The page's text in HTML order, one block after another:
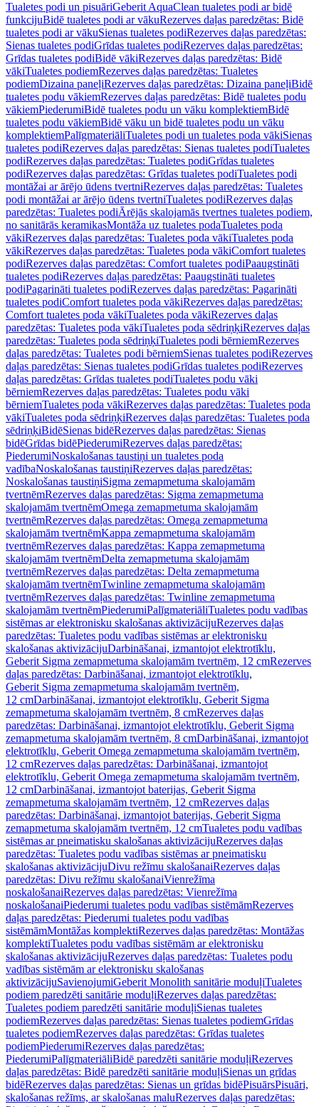
Tualetes podi un pisuāriGeberit AquaClean tualetes podi ar bidē
funkcijuBidē tualetes podi ar vākuRezerves daļas paredzētas: Bidē
tualetes podi ar vākuSienas tualetes podiRezerves daļas paredzētas:
Sienas tualetes podiGrīdas tualetes podiRezerves daļas paredzētas:
Grīdas tualetes podiBidē vākiRezerves daļas paredzētas: Bidē
vākiTualetes podiemRezerves daļas paredzētas: Tualetes
podiemDizaina paneļiRezerves daļas paredzētas: Dizaina paneļiBidē
tualetes podu vākiemRezerves daļas paredzētas: Bidē tualetes podu
vākiemPiederumiBidē tualetes podu un vāku komplektiemBidē
tualetes podu vākiemBidē vāku un bidē tualetes podu un vāku
komplektiemPalīgmateriāliTualetes podi un tualetes poda vākiSienas
tualetes podiRezerves daļas paredzētas: Sienas tualetes podiTualetes
podiRezerves daļas paredzētas: Tualetes podiGrīdas tualetes
podiRezerves daļas paredzētas: Grīdas tualetes podiTualetes podi
montāžai ar ārējo ūdens tvertniRezerves daļas paredzētas: Tualetes
podi montāžai ar ārējo ūdens tvertniTualetes podiRezerves daļas
paredzētas: Tualetes podiĀrējās skalojamās tvertnes tualetes podiem,
no sanitārās keramikasMontāža uz tualetes podaTualetes poda
vākiRezerves daļas paredzētas: Tualetes poda vākiTualetes poda
vākiRezerves daļas paredzētas: Tualetes poda vākiComfort tualetes
podiRezerves daļas paredzētas: Comfort tualetes podiPaaugstināti
tualetes podiRezerves daļas paredzētas: Paaugstināti tualetes
podiPagarināti tualetes podiRezerves daļas paredzētas: Pagarināti
tualetes podiComfort tualetes poda vākiRezerves daļas paredzētas:
Comfort tualetes poda vākiTualetes poda vākiRezerves daļas
paredzētas: Tualetes poda vākiTualetes poda sēdriņķiRezerves daļas
paredzētas: Tualetes poda sēdriņķiTualetes podi bērniemRezerves
daļas paredzētas: Tualetes podi bērniemSienas tualetes podiRezerves
daļas paredzētas: Sienas tualetes podiGrīdas tualetes podiRezerves
daļas paredzētas: Grīdas tualetes podiTualetes podu vāki
bērniemRezerves daļas paredzētas: Tualetes podu vāki
bērniemTualetes poda vākiRezerves daļas paredzētas: Tualetes poda
vākiTualetes poda sēdriņķiRezerves daļas paredzētas: Tualetes poda
sēdriņķiBidēSienas bidēRezerves daļas paredzētas: Sienas
bidēGrīdas bidēPiederumiRezerves daļas paredzētas:
PiederumiNoskalošanas taustiņi un tualetes poda
vadībaNoskalošanas taustiņiRezerves daļas paredzētas:
Noskalošanas taustiņiSigma zemapmetuma skalojamām
tvertnēmRezerves daļas paredzētas: Sigma zemapmetuma
skalojamām tvertnēmOmega zemapmetuma skalojamām
tvertnēmRezerves daļas paredzētas: Omega zemapmetuma
skalojamām tvertnēmKappa zemapmetuma skalojamām
tvertnēmRezerves daļas paredzētas: Kappa zemapmetuma
skalojamām tvertnēmDelta zemapmetuma skalojamām
tvertnēmRezerves daļas paredzētas: Delta zemapmetuma
skalojamām tvertnēmTwinline zemapmetuma skalojamām
tvertnēmRezerves daļas paredzētas: Twinline zemapmetuma
skalojamām tvertnēmPiederumiPalīgmateriāliTualetes podu vadības
sistēmas ar elektronisku skalošanas aktivizācijuRezerves daļas
paredzētas: Tualetes podu vadības sistēmas ar elektronisku
skalošanas aktivizācijuDarbināšanai, izmantojot elektrotīklu,
Geberit Sigma zemapmetuma skalojamām tvertnēm, 12 cmRezerves
daļas paredzētas: Darbināšanai, izmantojot elektrotīklu,
Geberit Sigma zemapmetuma skalojamām tvertnēm,
12 cmDarbināšanai, izmantojot elektrotīklu, Geberit Sigma
zemapmetuma skalojamām tvertnēm, 8 cmRezerves daļas
paredzētas: Darbināšanai, izmantojot elektrotīklu, Geberit Sigma
zemapmetuma skalojamām tvertnēm, 8 cmDarbināšanai, izmantojot
elektrotīklu, Geberit Omega zemapmetuma skalojamām tvertnēm,
12 cmRezerves daļas paredzētas: Darbināšanai, izmantojot
elektrotīklu, Geberit Omega zemapmetuma skalojamām tvertnēm,
12 cmDarbināšanai, izmantojot baterijas, Geberit Sigma
zemapmetuma skalojamām tvertnēm, 12 cmRezerves daļas
paredzētas: Darbināšanai, izmantojot baterijas, Geberit Sigma
zemapmetuma skalojamām tvertnēm, 12 cmTualetes podu vadības
sistēmas ar pneimatisku skalošanas aktivizācijuRezerves daļas
paredzētas: Tualetes podu vadības sistēmas ar pneimatisku
skalošanas aktivizācijuDivu režīmu skalošanaiRezerves daļas
paredzētas: Divu režīmu skalošanaiVienrežīma
noskalošanaiRezerves daļas paredzētas: Vienrežīma
noskalošanaiPiederumi tualetes podu vadības sistēmāmRezerves
daļas paredzētas: Piederumi tualetes podu vadības
sistēmāmMontāžas komplektiRezerves daļas paredzētas: Montāžas
komplektiTualetes podu vadības sistēmām ar elektronisku
skalošanas aktivizācijuRezerves daļas paredzētas: Tualetes podu
vadības sistēmām ar elektronisku skalošanas
aktivizācijuSavienojumiGeberit Monolith sanitārie moduļiTualetes
podiem paredzēti sanitārie moduļiRezerves daļas paredzētas:
Tualetes podiem paredzēti sanitārie moduļiSienas tualetes
podiemRezerves daļas paredzētas: Sienas tualetes podiemGrīdas
tualetes podiemRezerves daļas paredzētas: Grīdas tualetes
podiemPiederumiRezerves daļas paredzētas:
PiederumiPalīgmateriāliBidē paredzēti sanitārie moduļiRezerves
daļas paredzētas: Bidē paredzēti sanitārie moduļiSienas un grīdas
bidēRezerves daļas paredzētas: Sienas un grīdas bidēPisuārsPisuāri,
skalošanas režīms, ar skalošanas maluRezerves daļas paredzētas: